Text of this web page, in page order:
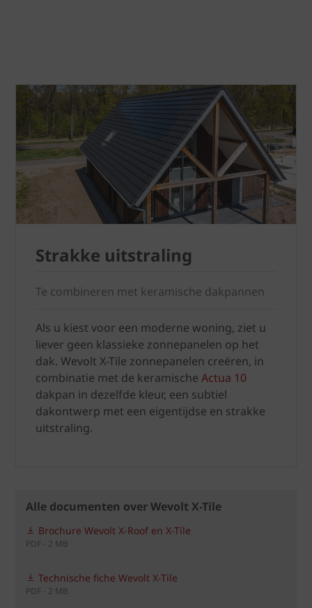
Strakke uitstraling
Te combineren met keramische dakpannen
Als u kiest voor een moderne woning, ziet u
liever geen klassieke zonnepanelen op het
dak. Wevolt X-Tile zonnepanelen creëren, in
combinatie met de keramische Actua 10
dakpan in dezelfde kleur, een subtiel
dakontwerp met een eigentijdse en strakke
uitstraling.
Alle documenten over Wevolt X-Tile
Brochure Wevolt X-Roof en X-Tile
PDF - 2 MB
Technische fiche Wevolt X-Tile
PDF - 2 MB